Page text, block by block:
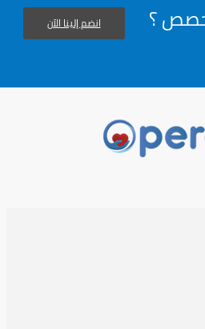
؟ انضم إلينا الآن